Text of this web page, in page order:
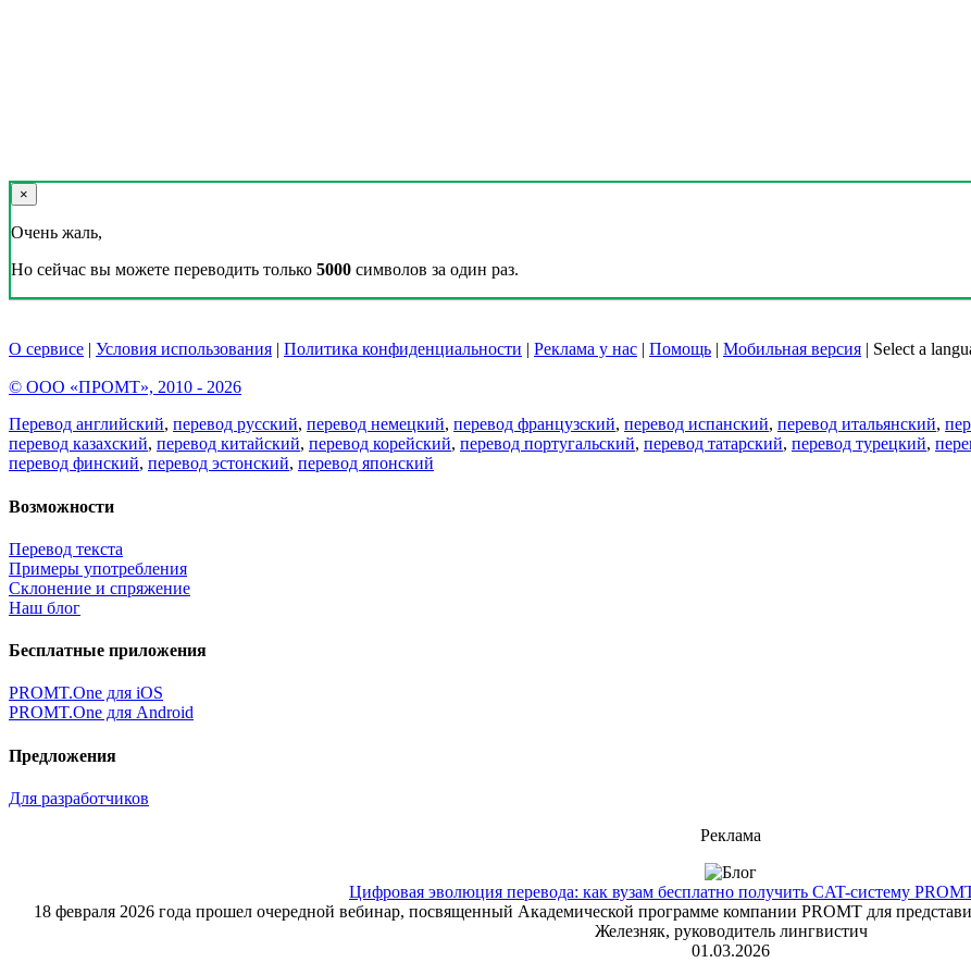
×
Очень жаль,
Но сейчас вы можете переводить только 5000 символов за один раз.
О сервисе | Условия использования | Политика конфиденциальности | Реклама у нас | Помощь | Мобильная версия | Select a
© ООО «ПРОМТ», 2010 - 2026
Перевод английский, перевод русский, перевод немецкий, перевод французский, перевод испанский, перевод итальянский,
перевод казахский, перевод китайский, перевод корейский, перевод португальский, перевод татарский, перевод турецкий,
перевод финский, перевод эстонский, перевод японский
Возможности
Перевод текста
Примеры употребления
Склонение и спряжение
Наш блог
Бесплатные приложения
PROMT.One для iOS
PROMT.One для Android
Предложения
Для разработчиков
Реклама
Цифровая эволюция перевода: как вузам бесплатно получить CAT-систему
18 февраля 2026 года прошел очередной вебинар, посвященный Академической программе компании PROMT для
Железняк, руководитель лингвистич
01.03.2026